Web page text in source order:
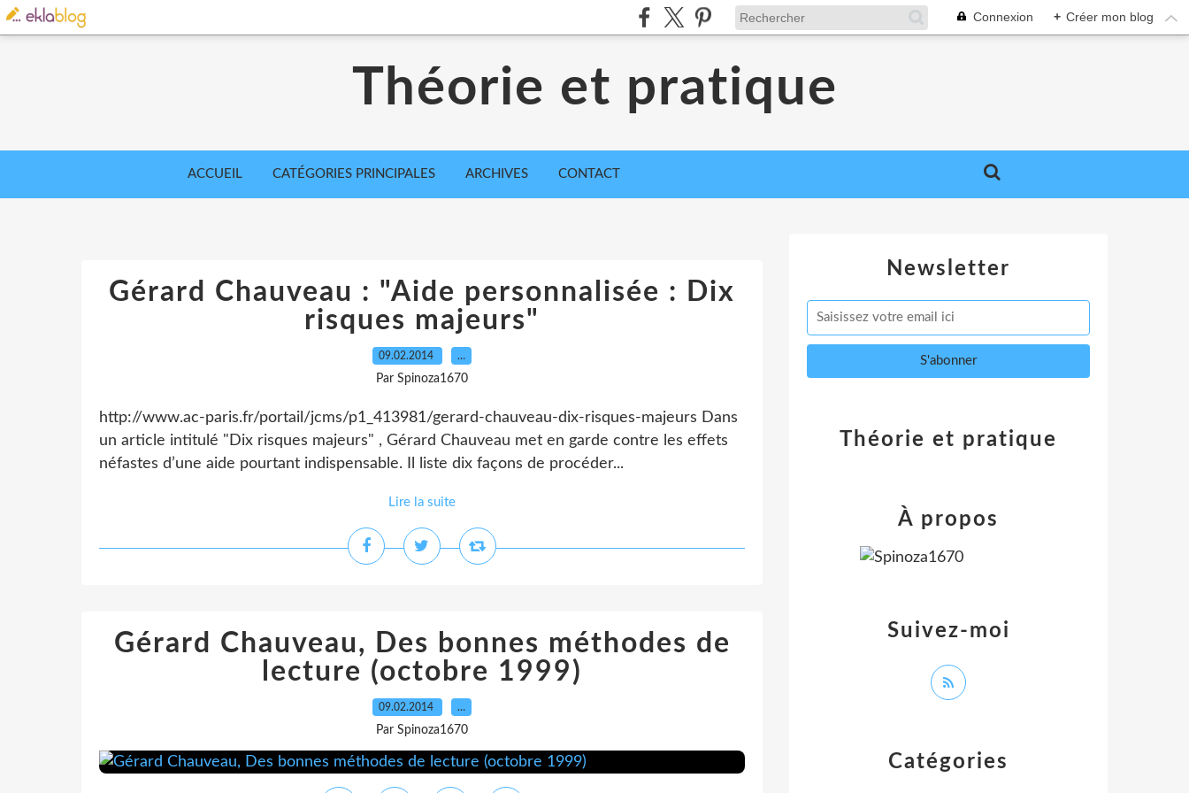
Connexion + Créer mon blog
Théorie et pratique
ACCUEIL CATÉGORIES PRINCIPALES ARCHIVES CONTACT
Gérard Chauveau : "Aide personnalisée : Dix
risques majeurs"
09.02.2014 …
Par Spinoza1670
http://www.ac-paris.fr/portail/jcms/p1_413981/gerard-chauveau-dix-risques-majeurs Dans
un article intitulé "Dix risques majeurs" , Gérard Chauveau met en garde contre les effets
néfastes d’une aide pourtant indispensable. Il liste dix façons de procéder...
Lire la suite
Gérard Chauveau, Des bonnes méthodes de
lecture (octobre 1999)
09.02.2014 …
Par Spinoza1670
Newsletter
Catégories
Théorie et pratique
Suivez-moi
À propos